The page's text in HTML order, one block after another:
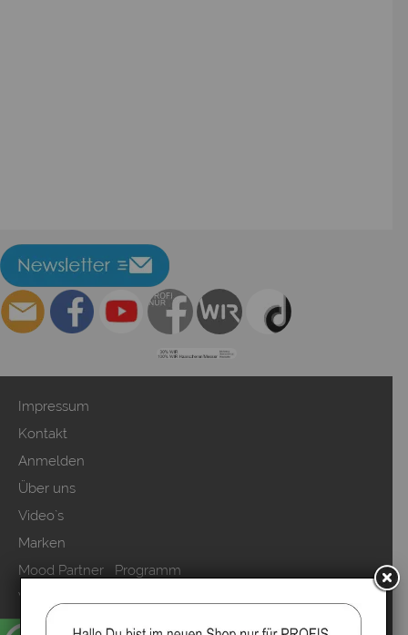
Impressum
Kontakt
Anmelden
Über uns
Video`s
Marken
Mood Partner Programm
Video Salons Kunden
Sitemap